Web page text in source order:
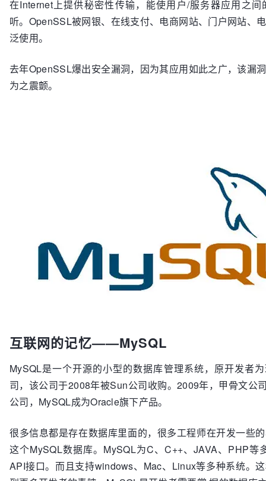
在Internet上提供秘密性传输，能使用户/服务器应用之
听。OpenSSL被网银、在线支付、电商网站、门户网站、
泛使用。
去年OpenSSL爆出安全漏洞，因为其应用如此之广，该漏
为之震颤。
互联网的记忆——MySQL
MySQL是一个开源的小型的数据库管理系统，原开发者
司，该公司于2008年被Sun公司收购。2009年，甲骨文公
公司，MySQL成为Oracle旗下产品。
很多信息都是存在数据库里面的，很多工程师在开发一些
这个MySQL数据库。MySQL为C、C++、JAVA、PHP等
API接口。而且支持windows、Mac、Linux等多种系统。